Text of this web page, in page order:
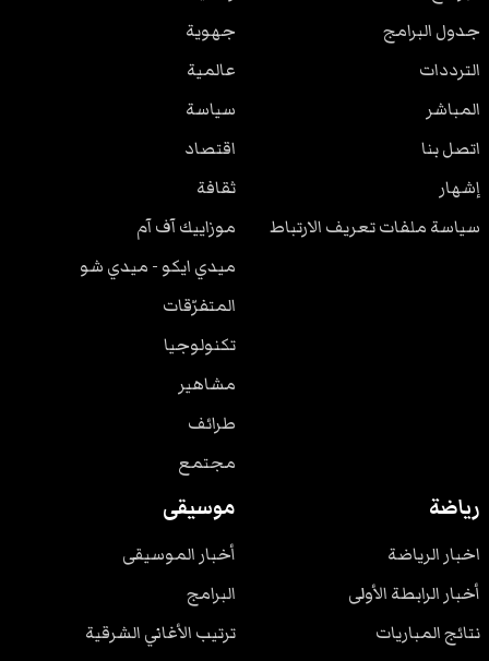
جدول البرامج
الترددات
المباشر
اتصل بنا
إشهار
سياسة ملفات تعريف الارتباط
جهوية
عالمية
سياسة
اقتصاد
ثقافة
موزاييك آف آم
ميدي ايكو - ميدي شو
المتفرّقات
تكنولوجيا
مشاهير
طرائف
مجتمع
رياضة
اخبار الرياضة
أخبار الرابطة الأولى
نتائج المباريات
موسيقى
أخبار الموسيقى
البرامج
ترتيب الأغاني الشرقية